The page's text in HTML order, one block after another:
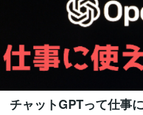
チャットGPTって仕事